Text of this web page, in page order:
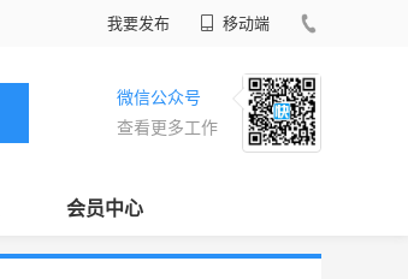
我要发布 移动端
微信公众号
查看更多工作
会员中心